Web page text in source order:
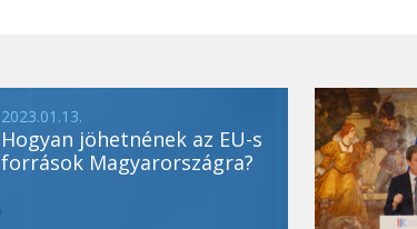
2023.01.13.
Hogyan jöhetnének az EU-s
források Magyarországra?